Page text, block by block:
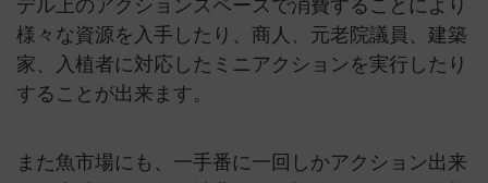
デル上のアクションスペースで消費することにより
様々な資源を入手したり、商人、元老院議員、建築
家、入植者に対応したミニアクションを実行したり
することが出来ます。
また魚市場にも、一手番に一回しかアクション出来